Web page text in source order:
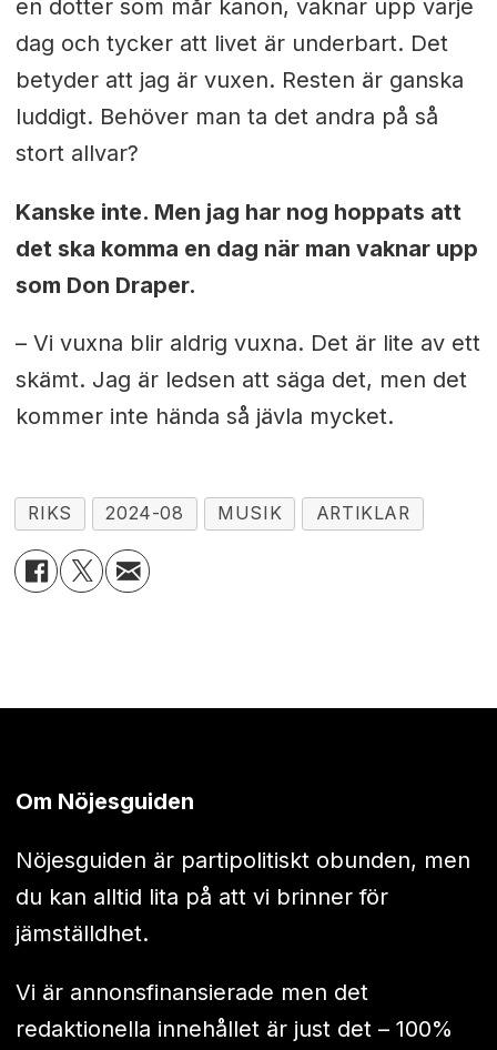
en dotter som mår kanon, vaknar upp varje
dag och tycker att livet är underbart. Det
betyder att jag är vuxen. Resten är ganska
luddigt. Behöver man ta det andra på så
stort allvar?
Kanske inte. Men jag har nog hoppats att
det ska komma en dag när man vaknar upp
som Don Draper.
– Vi vuxna blir aldrig vuxna. Det är lite av ett
skämt. Jag är ledsen att säga det, men det
kommer inte hända så jävla mycket.
RIKS 2024-08 MUSIK ARTIKLAR
Om Nöjesguiden
Nöjesguiden är partipolitiskt obunden, men
du kan alltid lita på att vi brinner för
jämställdhet.
Vi är annonsfinansierade men det
redaktionella innehållet är just det – 100%